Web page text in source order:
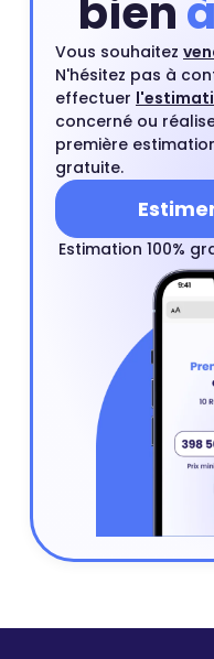
bien
Vous souhaitez
N'hésitez pas à
effectuer
concerné ou
première
gratuite.
Estimation 100%